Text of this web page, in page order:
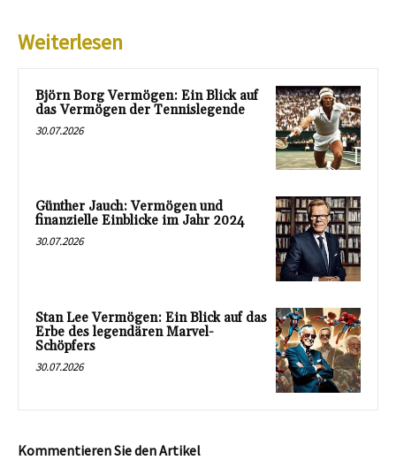
Weiterlesen
Björn Borg Vermögen: Ein Blick auf
das Vermögen der Tennislegende
30.07.2026
Günther Jauch: Vermögen und
finanzielle Einblicke im Jahr 2024
30.07.2026
Stan Lee Vermögen: Ein Blick auf das
Erbe des legendären Marvel-
Schöpfers
30.07.2026
Kommentieren Sie den Artikel